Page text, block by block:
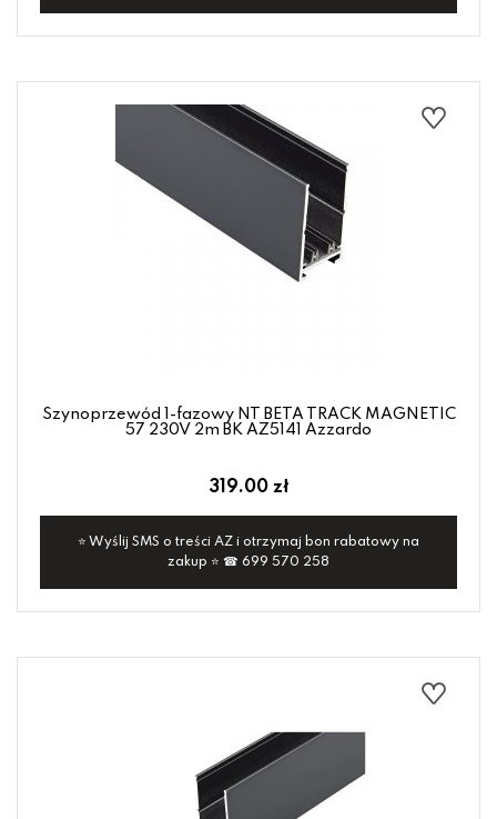
Szynoprzewód 1-fazowy NT BETA TRACK MAGNETIC
57 230V 2m BK AZ5141 Azzardo
319.00 zł
⭐ Wyślij SMS o treści AZ i otrzymaj bon rabatowy na
zakup ⭐ ☎ 699 570 258